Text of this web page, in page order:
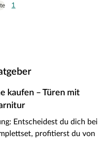
1
kaufen – Türen mit
Entscheidest du dich bei
profitierst du von